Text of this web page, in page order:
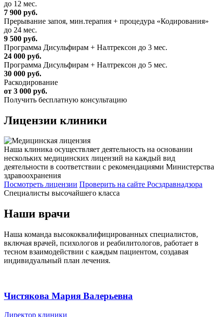
до 12 мес.
7 900 руб.
Прерывание запоя, мин.терапия + процедура «Кодирования»
до 24 мес.
9 500 руб.
Программа Дисульфирам + Налтрексон до 3 мес.
24 000 руб.
Программа Дисульфирам + Налтрексон до 5 мес.
30 000 руб.
Раскодирование
от 3 000 руб.
Получить бесплатную консультацию
Лицензии клиники
Наша клиника осуществляет деятельность на основании
нескольких медицинских лицензий на каждый вид
деятельности в соответствии с рекомендациями Министерства
здравоохранения
Посмотреть лицензии Проверить на сайте Росздравнадзора
Специалисты высочайшего класса
Наши врачи
Наша команда высококвалифицированных специалистов,
включая врачей, психологов и реабилитологов, работает в
тесном взаимодействии с каждым пациентом, создавая
индивидуальный план лечения.
Чистякова Мария Валерьевна
Директор клиники